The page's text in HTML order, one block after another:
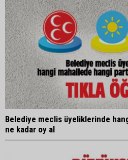
Belediye meclis üyeliklerinde
ne kadar oy al